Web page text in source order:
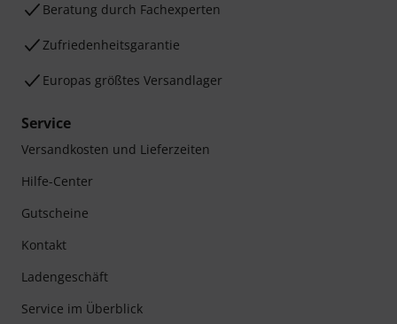
Beratung durch Fachexperten
Zufriedenheitsgarantie
Europas größtes Versandlager
Service
Versandkosten und Lieferzeiten
Hilfe-Center
Gutscheine
Kontakt
Ladengeschäft
Service im Überblick